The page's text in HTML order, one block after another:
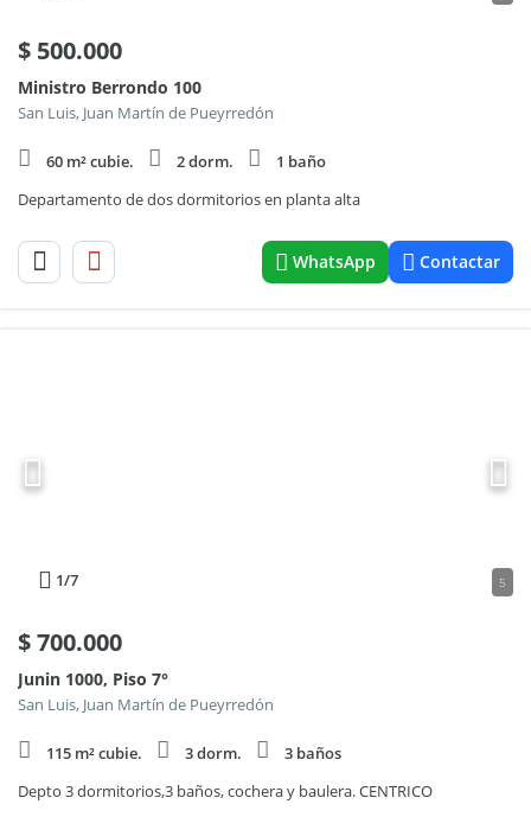
$ 500.000
Ministro Berrondo 100
San Luis, Juan Martín de Pueyrredón
60 m² cubie. 2 dorm.
1 baño
Departamento de dos dormitorios en planta alta
WhatsApp Contactar
1/7 5
$700.000
Junin 1000, Piso 7°
San Luis, Juan Martín de Pueyrredón
115 m² cubie. 3 dorm.
3 baños
Depto 3 dormitorios,3 baños, cochera y baulera. CENTRICO